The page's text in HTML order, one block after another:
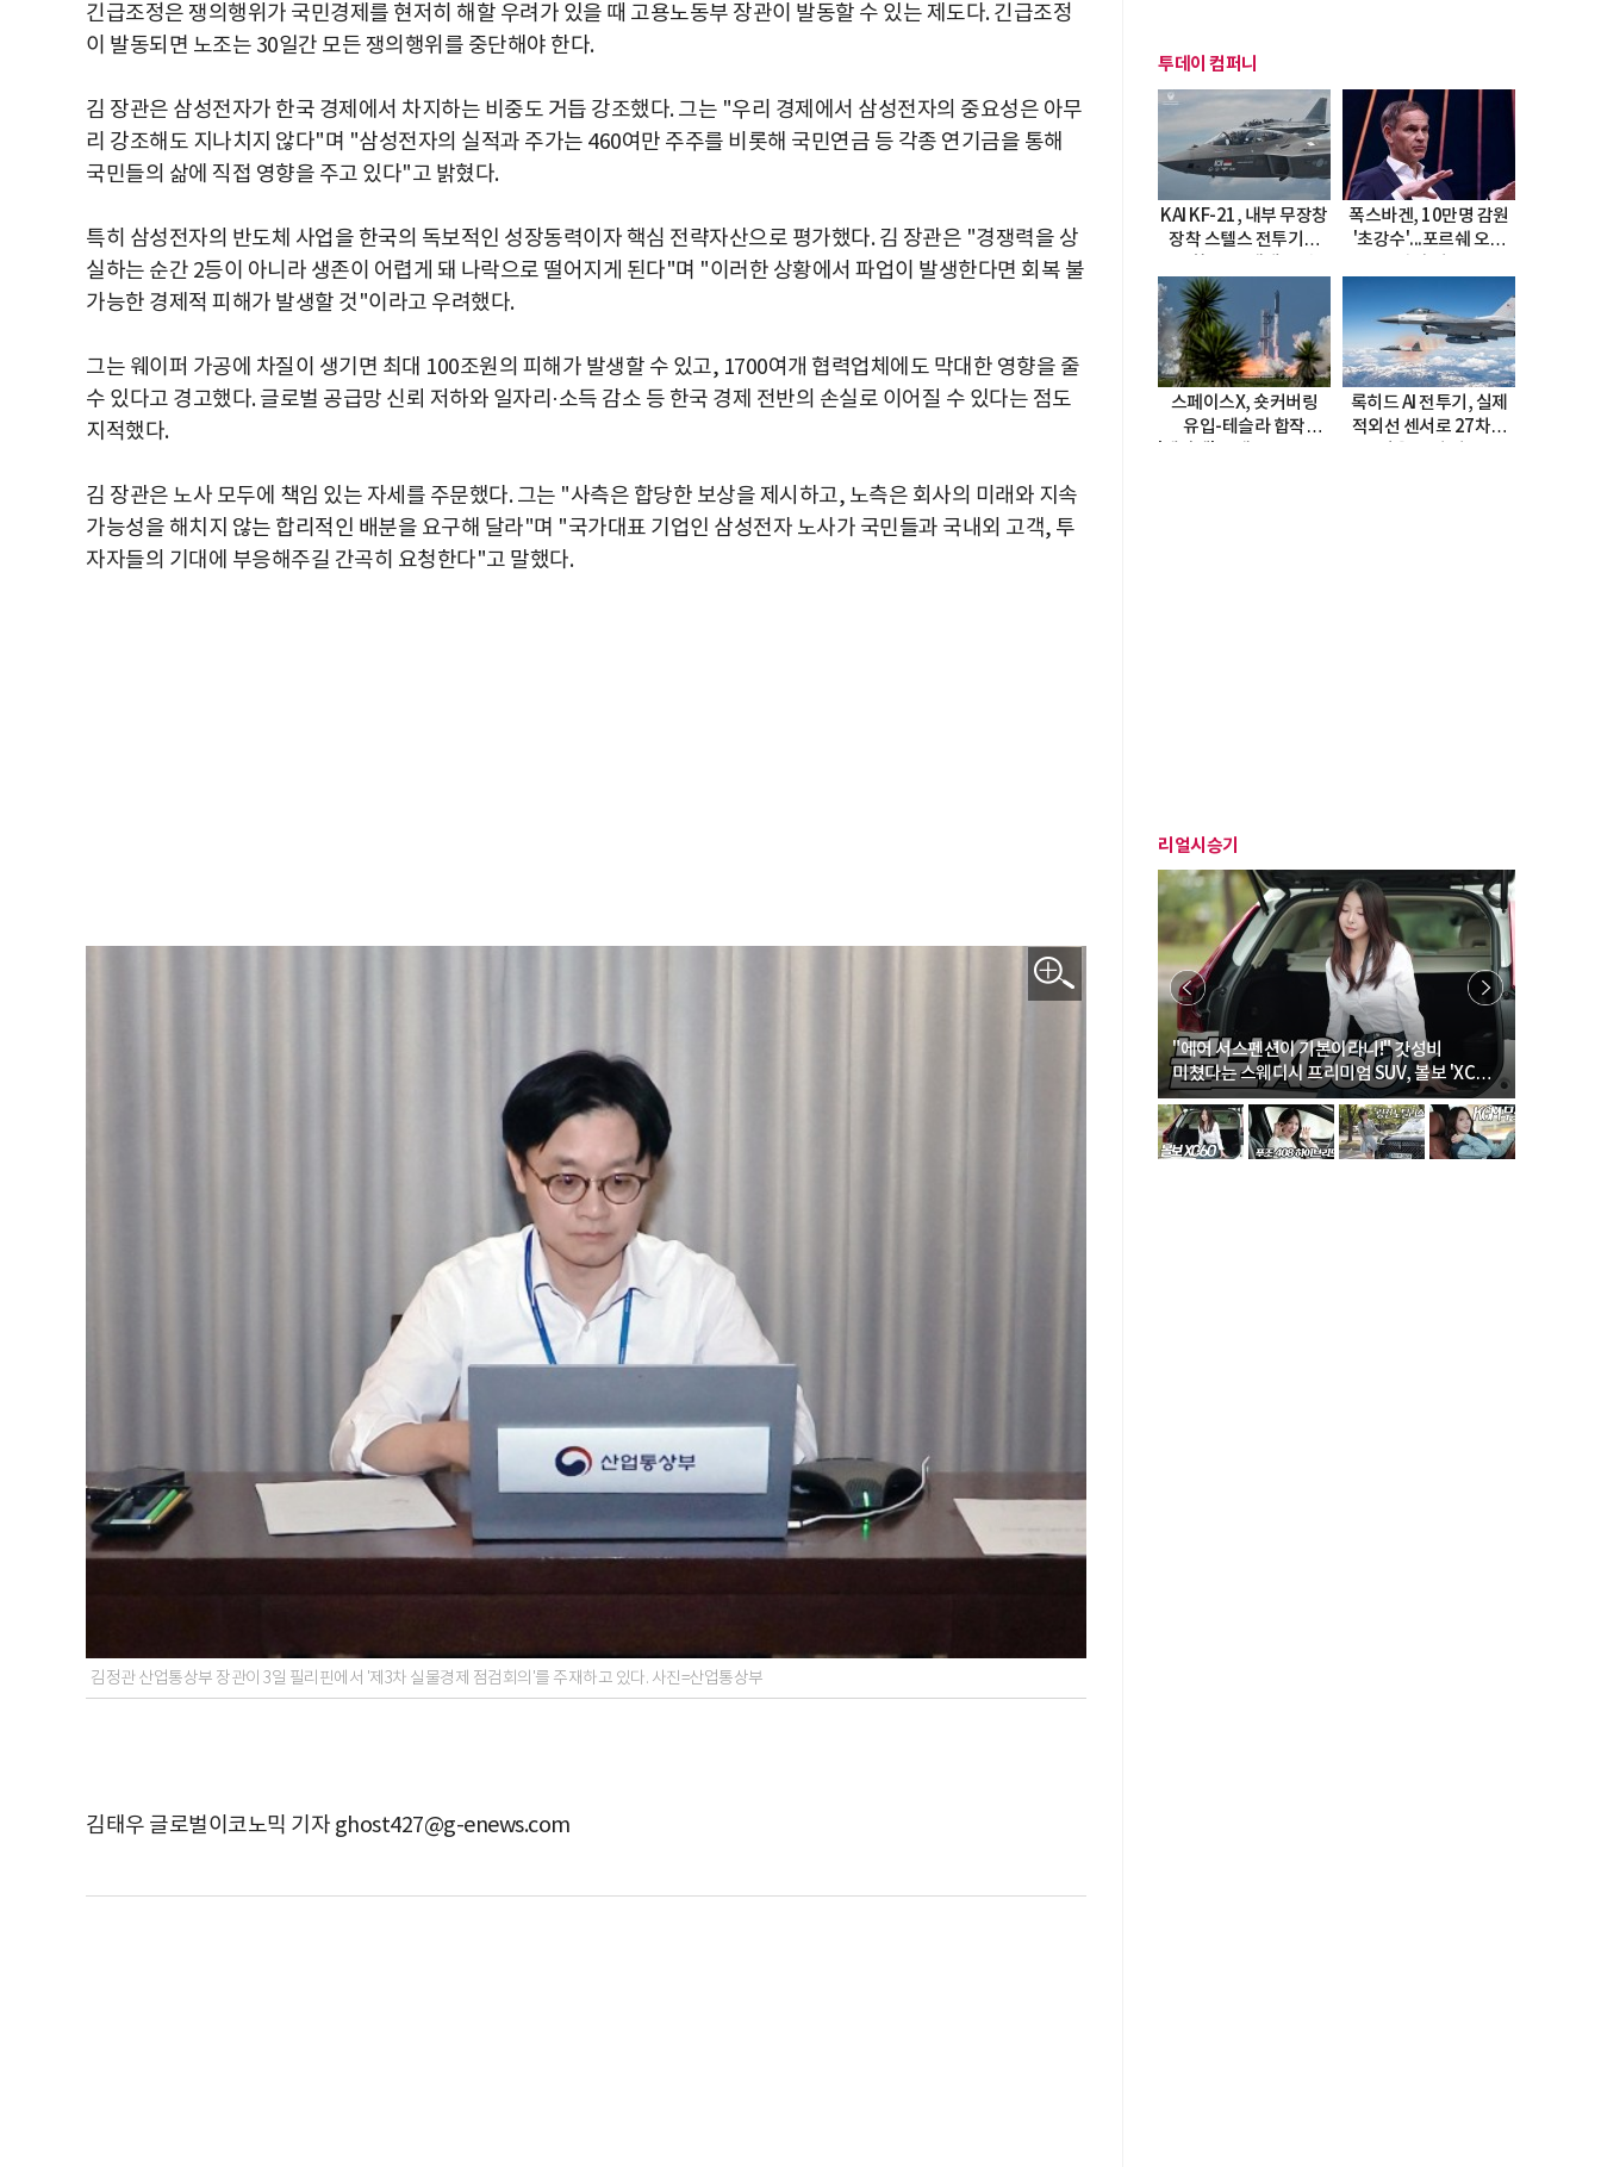
긴급조정은 쟁의행위가 국민경제를 현저히 해할 우려가 있을 때 고용노동부 장관이 발동할 수 있는 제도다. 긴급조정
이 발동되면 노조는 30일간 모든 쟁의행위를 중단해야 한다.
김 장관은 삼성전자가 한국 경제에서 차지하는 비중도 거듭 강조했다. 그는 "우리 경제에서 삼성전자의 중요성은 아무
리 강조해도 지나치지 않다"며 "삼성전자의 실적과 주가는 460여만 주주를 비롯해 국민연금 등 각종 연기금을 통해
국민들의 삶에 직접 영향을 주고 있다"고 밝혔다.
특히 삼성전자의 반도체 사업을 한국의 독보적인 성장동력이자 핵심 전략자산으로 평가했다. 김 장관은 "경쟁력을 상
실하는 순간 2등이 아니라 생존이 어렵게 돼 나락으로 떨어지게 된다"며 "이러한 상황에서 파업이 발생한다면 회복 불
가능한 경제적 피해가 발생할 것"이라고 우려했다.
그는 웨이퍼 가공에 차질이 생기면 최대 100조원의 피해가 발생할 수 있고, 1700여개 협력업체에도 막대한 영향을 줄
수 있다고 경고했다. 글로벌 공급망 신뢰 저하와 일자리·소득 감소 등 한국 경제 전반의 손실로 이어질 수 있다는 점도
지적했다.
김 장관은 노사 모두에 책임 있는 자세를 주문했다. 그는 "사측은 합당한 보상을 제시하고, 노측은 회사의 미래와 지속
가능성을 해치지 않는 합리적인 배분을 요구해 달라"며 "국가대표 기업인 삼성전자 노사가 국민들과 국내외 고객, 투
자자들의 기대에 부응해주길 간곡히 요청한다"고 말했다.
김정관 산업통상부 장관이 3일 필리핀에서 '제3차 실물경제 점검회의'를 주재하고 있다. 사진=산업통상부
김태우 글로벌이코노믹 기자 ghost427@g-enews.com
투데이 컴퍼니
KAI KF-21, 내부 무장창
장착 스텔스 전투기로
폭스바겐, 10만명 감원
'초강수'...포르쉐 오너
스페이스X, 숏커버링
유입-테슬라 합작
록히드 AI 전투기, 실제
적외선 센서로 27차례
리얼시승기
"에어 서스펜션이 기본이라니!" 갓성비
미쳤다는 스웨디시 프리미엄 SUV, 볼보 'XC60
B5 울트라'